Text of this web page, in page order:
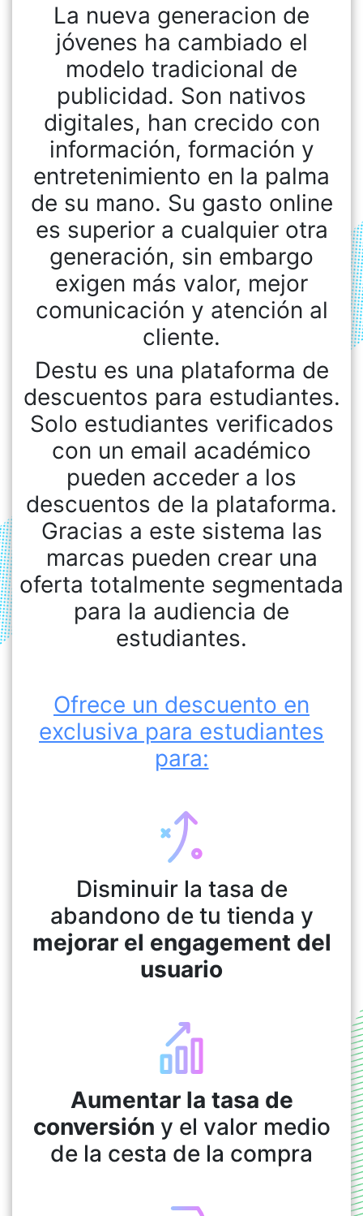
La nueva generacion de
jóvenes ha cambiado el
modelo tradicional de
publicidad. Son nativos
digitales, han crecido con
información, formación y
entretenimiento en la palma
de su mano. Su gasto online
es superior a cualquier otra
generación, sin embargo
exigen más valor, mejor
comunicación y atención al
cliente.
Destu es una plataforma de
descuentos para estudiantes.
Solo estudiantes verificados
con un email académico
pueden acceder a los
descuentos de la plataforma.
Gracias a este sistema las
marcas pueden crear una
oferta totalmente segmentada
para la audiencia de
estudiantes.
Ofrece un descuento en
exclusiva para estudiantes
para:
Disminuir la tasa de
abandono de tu tienda y
mejorar el engagement del
usuario
Aumentar la tasa de
conversión y el valor medio
de la cesta de la compra